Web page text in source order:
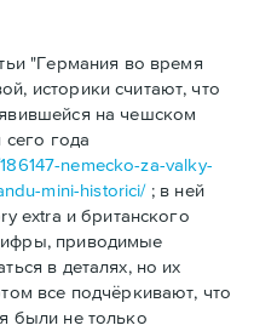
"Германия во время
историки считают, что
на чешском
года
nemecko-za-valky-
mini-historici/; в ней
extra и британского
привoдимые
в деталях, но их
все подчёркивают, что
были не только